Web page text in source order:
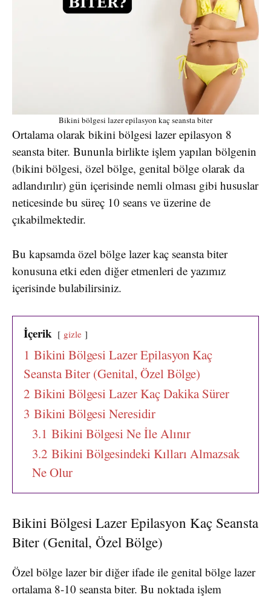
Bikini bölgesi lazer epilasyon kaç seansta biter
Ortalama olarak bikini bölgesi lazer epilasyon 8
seansta biter. Bununla birlikte işlem yapılan bölgenin
(bikini bölgesi, özel bölge, genital bölge olarak da
adlandırılır) gün içerisinde nemli olması gibi hususlar
neticesinde bu süreç 10 seans ve üzerine de
çıkabilmektedir.
Bu kapsamda özel bölge lazer kaç seansta biter
konusuna etki eden diğer etmenleri de yazımız
içerisinde bulabilirsiniz.
İçerik gizle
1 Bikini Bölgesi Lazer Epilasyon Kaç
Seansta Biter (Genital, Özel Bölge)
2 Bikini Bölgesi Lazer Kaç Dakika Sürer
3 Bikini Bölgesi Neresidir
3.1 Bikini Bölgesi Ne İle Alınır
3.2 Bikini Bölgesindeki Kılları Almazsak
Ne Olur
Bikini Bölgesi Lazer Epilasyon Kaç Seansta
Biter (Genital, Özel Bölge)
Özel bölge lazer bir diğer ifade ile genital bölge lazer
ortalama 8-10 seansta biter. Bu noktada işlem